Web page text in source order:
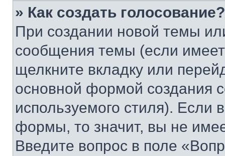
» Как создать голосование?
При создании новой темы
сообщения темы (если
щелкните вкладку или
основной формой создания
используемого стиля). Если
формы, то значит, вы не
Введите вопрос в поле